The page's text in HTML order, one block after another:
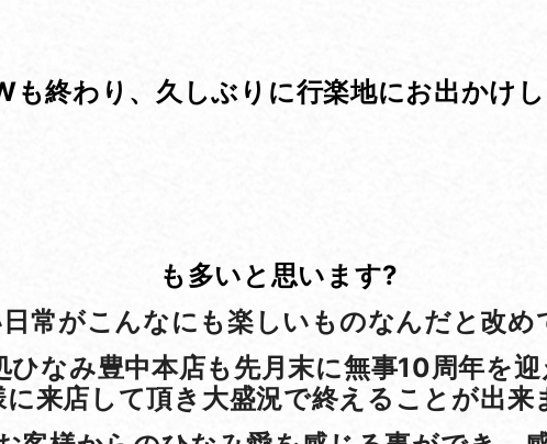
も終わり、久しぶりに行楽地にお出かけ
も多いと思います?
常がこんなにも楽しいものなんだと改め
ひなみ豊中本店も先月末に無事10周年を
に来店して頂き大盛況で終えることが出